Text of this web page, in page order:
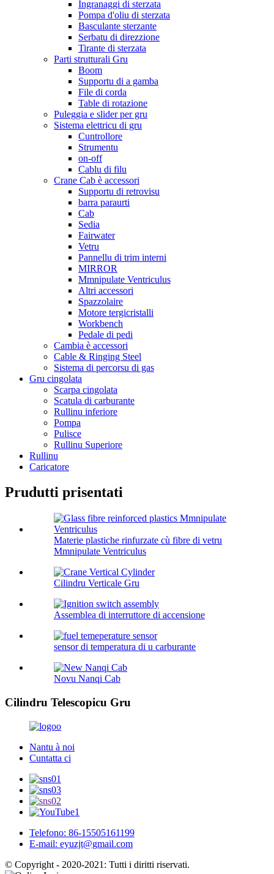
Ingranaggi di sterzata
Pompa d'oliu di sterzata
Basculante sterzante
Serbatu di direzzione
Tirante di sterzata
Parti strutturali Gru
Boom
Supportu di a gamba
File di corda
Table di rotazione
Puleggia e slider per gru
Sistema elettricu di gru
Cuntrollore
Strumentu
on-off
Cablu di filu
Crane Cab è accessori
Supportu di retrovisu
barra paraurti
Cab
Sedia
Fairwater
Vetru
Pannellu di trim interni
MIRROR
Mmnipulate Ventriculus
Altri accessori
Spazzolaire
Motore tergicristalli
Workbench
Pedale di pedi
Cambia è accessori
Cable & Ringing Steel
Sistema di percorsu di gas
Gru cingolata
Scarpa cingolata
Scatula di carburante
Rullinu inferiore
Pompa
Pulisce
Rullinu Superiore
Rullinu
Caricatore
Prudutti prisentati
Materie plastiche rinfurzate cù fibre di vetru
Mmnipulate Ventriculus
Cilindru Verticale Gru
Assemblea di interruttore di accensione
sensor di temperatura di u carburante
Novu Nanqi Cab
Cilindru Telescopicu Gru
Nantu à noi
Cuntatta ci
Telefono: 86-15505161199
E-mail: eyuzjt@gmail.com
© Copyright - 2020-2021: Tutti i diritti riservati.